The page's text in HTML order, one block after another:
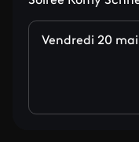
Vendredi 20 mai